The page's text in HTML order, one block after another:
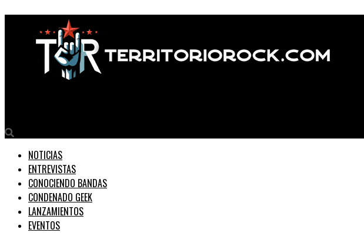
NOTICIAS
ENTREVISTAS
CONOCIENDO BANDAS
CONDENADO GEEK
LANZAMIENTOS
EVENTOS